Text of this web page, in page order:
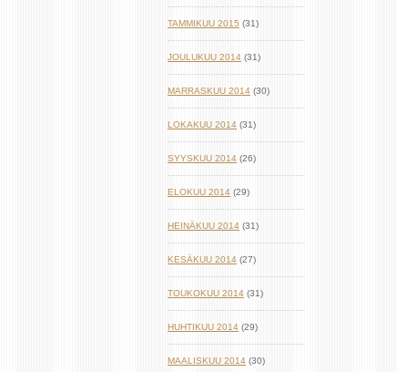
TAMMIKUU 2015 (31)
JOULUKUU 2014 (31)
MARRASKUU 2014 (30)
LOKAKUU 2014 (31)
SYYSKUU 2014 (26)
ELOKUU 2014 (29)
HEINÄKUU 2014 (31)
KESÄKUU 2014 (27)
TOUKOKUU 2014 (31)
HUHTIKUU 2014 (29)
MAALISKUU 2014 (30)